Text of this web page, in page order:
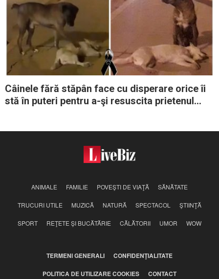
Câinele fără stăpân face cu disperare orice îi
stă în puteri pentru a-şi resuscita prietenul
ANIMALE FAMILIE POVEŞTI DE VIAŢĂ SĂNĂTATE
TRUCURI UTILE MUZICĂ NATURĂ SPECTACOL ŞTIINŢĂ
SPORT REŢETE ŞI BUCĂTĂRIE CĂLĂTORII UMOR WOW
TERMENI GENERALI CONFIDENŢIALITATE
POLITICA DE UTILIZARE COOKIES CONTACT